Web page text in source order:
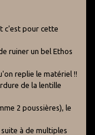
c'est pour cette
ruiner un bel Ethos
replie le matériel !!
de la lentille
2 poussières), le
à de multiples